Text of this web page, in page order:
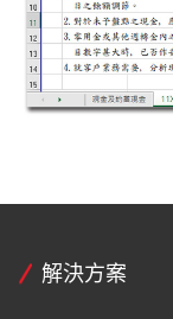
解決方案